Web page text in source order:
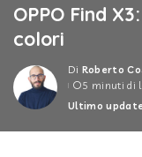
OPPO Find
colori
Posted
by
Di Roberto
5 minuti di
Ultimo